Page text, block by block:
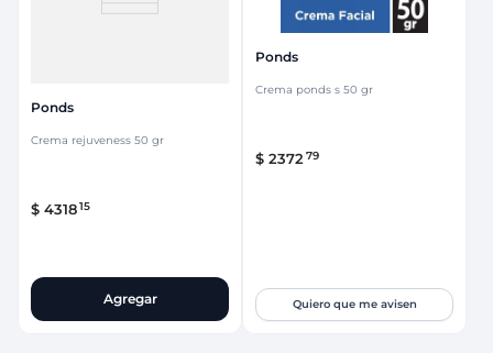
Ponds
Crema rejuveness 50 gr
$ 431815
Agregar
Ponds
Crema ponds s 50 gr
$ 237279
Quiero que me avisen